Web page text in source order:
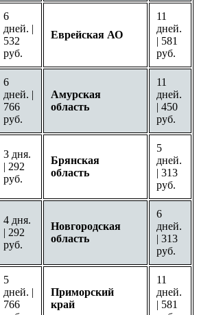
6
дней. |
532
руб.
Еврейская АО
11
дней.
| 581
руб.
6
дней. |
766
руб.
Амурская
область
11
дней.
| 450
руб.
3 дня.
| 292
руб.
Брянская
область
5
дней.
| 313
руб.
4 дня.
| 292
руб.
Новгородская
область
6
дней.
| 313
руб.
5
дней. |
766
Приморский
край
11
дней.
| 581